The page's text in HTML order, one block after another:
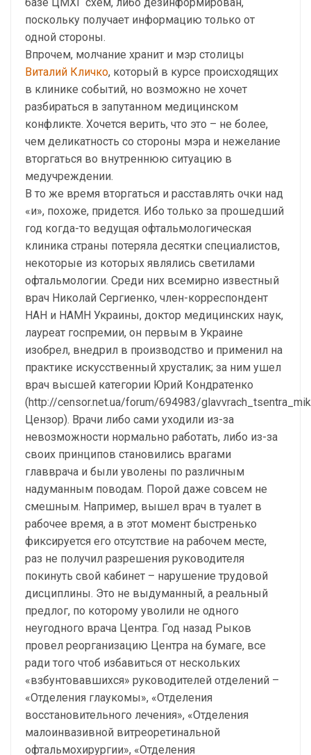
базе ЦМХГ схем, либо дезинформирован,
поскольку получает информацию только от
одной стороны.
Впрочем, молчание хранит и мэр столицы
Виталий Кличко, который в курсе происходящих
в клинике событий, но возможно не хочет
разбираться в запутанном медицинском
конфликте. Хочется верить, что это – не более,
чем деликатность со стороны мэра и нежелание
вторгаться во внутреннюю ситуацию в
медучреждении.
В то же время вторгаться и расставлять очки над
«и», похоже, придется. Ибо только за прошедший
год когда-то ведущая офтальмологическая
клиника страны потеряла десятки специалистов,
некоторые из которых являлись светилами
офтальмологии. Среди них всемирно известный
врач Николай Сергиенко, член-корреспондент
НАН и НАМН Украины, доктор медицинских наук,
лауреат госпремии, он первым в Украине
изобрел, внедрил в производство и применил на
практике искусственный хрусталик; за ним ушел
врач высшей категории Юрий Кондратенко
(http://censor.net.ua/forum/694983/
Цензор). Врачи либо сами уходили из-за
невозможности нормально работать, либо из-за
своих принципов становились врагами
главврача и были уволены по различным
надуманным поводам. Порой даже совсем не
смешным. Например, вышел врач в туалет в
рабочее время, а в этот момент быстренько
фиксируется его отсутствие на рабочем месте,
раз не получил разрешения руководителя
покинуть свой кабинет – нарушение трудовой
дисциплины. Это не выдуманный, а реальный
предлог, по которому уволили не одного
неугодного врача Центра. Год назад Рыков
провел реорганизацию Центра на бумаге, все
ради того чтоб избавиться от нескольких
«взбунтовавшихся» руководителей отделений –
«Отделения глаукомы», «Отделения
восстановительного лечения», «Отделения
малоинвазивной витреоретинальной
офтальмохирургии», «Отделения